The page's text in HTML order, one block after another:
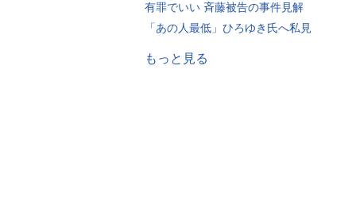
有罪でいい 斉藤被告の事件見解
「あの人最低」ひろゆき氏へ私見
もっと見る